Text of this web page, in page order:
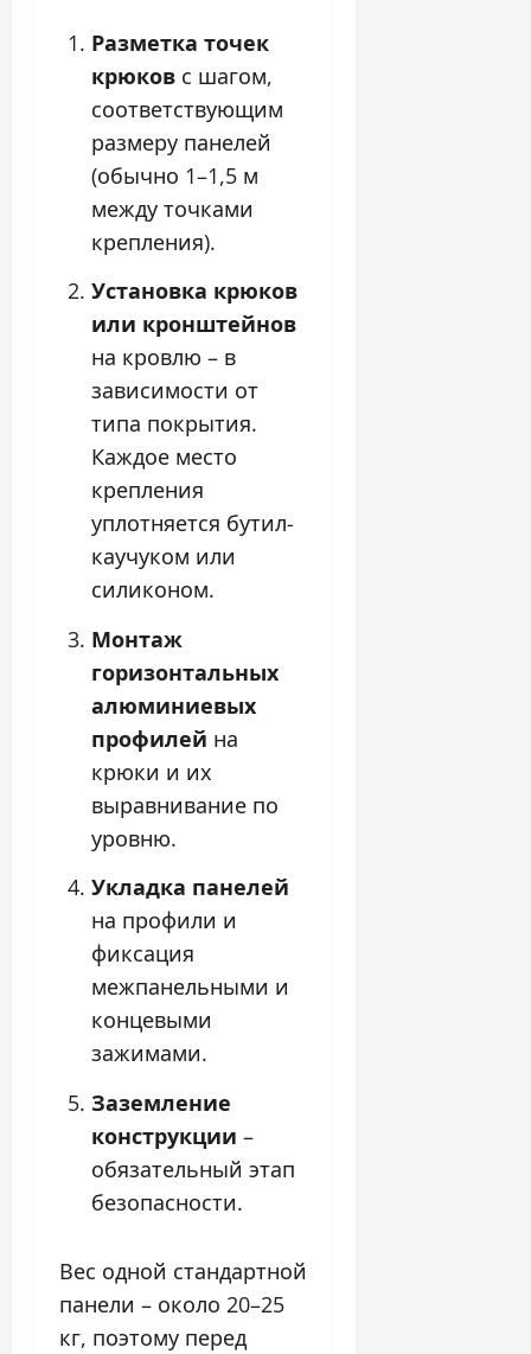
Разметка точек
крюков с шагом,
соответствующим
размеру панелей
(обычно 1–1,5 м
между точками
крепления).
Установка крюков
или кронштейнов
на кровлю – в
зависимости от
типа покрытия.
Каждое место
крепления
уплотняется бутил-
каучуком или
силиконом.
Монтаж
горизонтальных
алюминиевых
профилей на
крюки и их
выравнивание по
уровню.
Укладка панелей
на профили и
фиксация
межпанельными и
концевыми
зажимами.
Заземление
конструкции –
обязательный этап
безопасности.
Вес одной стандартной
панели – около 20–25
кг, поэтому перед